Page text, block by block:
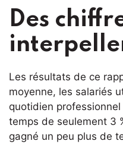
Des
Les résultats de ce
moyenne, les salariés
quotidien
temps de seulement 3
gagné un peu plus de